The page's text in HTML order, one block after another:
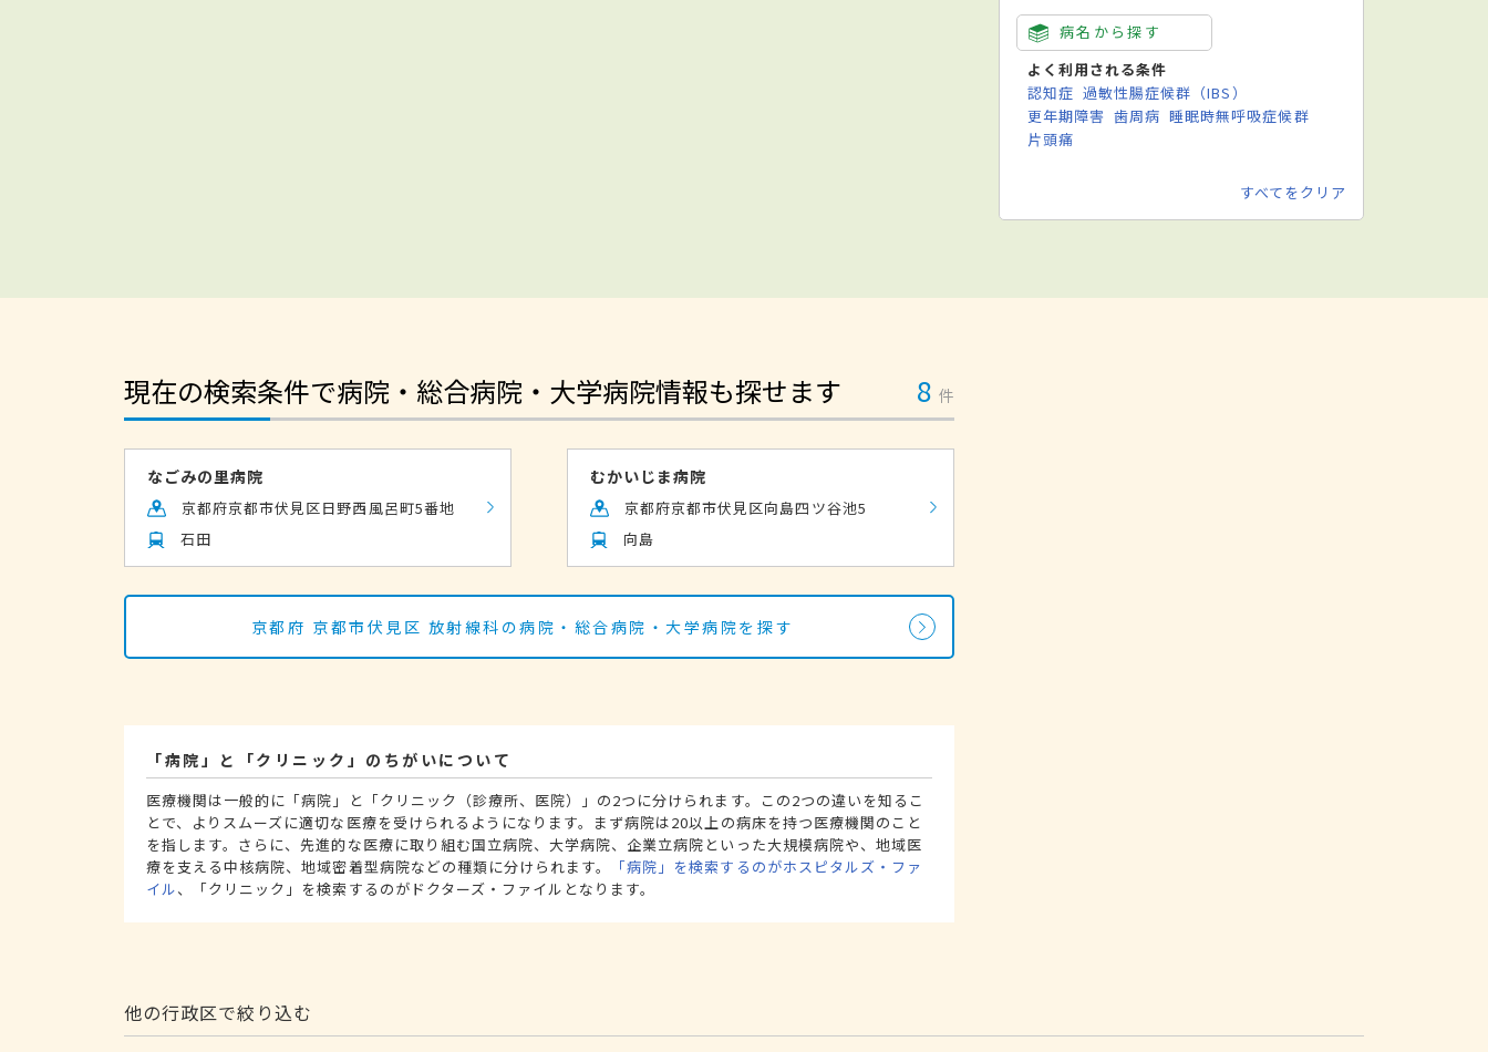
病名から探す
よく利用される条件
認知症 過敏性腸症候群（IBS）
更年期障害 歯周病 睡眠時無呼吸症候群
片頭痛
すべてをクリア
現在の検索条件で病院・総合病院・大学病院情報も探せます 8 件
なごみの里病院
京都府京都市伏見区日野西風呂町5番地
石田
むかいじま病院
京都府京都市伏見区向島四ツ谷池5
向島
京都府 京都市伏見区 放射線科の病院・総合病院・大学病院を探す
「病院」と「クリニック」のちがいについて
医療機関は一般的に「病院」と「クリニック（診療所、医院）」の2つに分けられます。この2つの違いを知るこ
とで、よりスムーズに適切な医療を受けられるようになります。まず病院は20以上の病床を持つ医療機関のこと
を指します。さらに、先進的な医療に取り組む国立病院、大学病院、企業立病院といった大規模病院や、地域医
療を支える中核病院、地域密着型病院などの種類に分けられます。
「病院」を検索するのがホスピタルズ・ファ
イル、「クリニック」を検索するのがドクターズ・ファイルとなります。
他の行政区で絞り込む